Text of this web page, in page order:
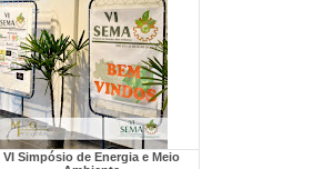
VI Simpósio de Energia e Meio